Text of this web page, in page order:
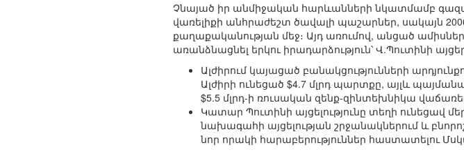
Չնայած իր անմիջական հարևանների նկատմամբ
վառելիքի անհրաժեշտ ծավալի պաշարներ, սակայն
քաղաքականության մեջ։ Այդ առումով, անցած
առանձնացնել երկու իրադարձություն՝ Վ.Պուտինի
Ալժիրում կայացած բանակցությունների
Ալժիրի ունեցած $4.7 մլրդ պարտքը, այլև
$5.5 մլրդ-ի ռուսական զենք-զինտեխնիկա
Կատար Պուտինի այցելությունը տեղի ունեցավ
նախագահի այցելության շրջանակներում և
նոր որակի հարաբերություններ հաստատելու